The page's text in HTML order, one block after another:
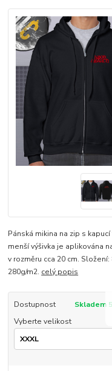
Pánská mikina na zip s
menší výšivka je aplikována
v rozměru cca 20 cm.
280g/m2. celý popis
Dostupnost
Skladem
Vyberte velikost